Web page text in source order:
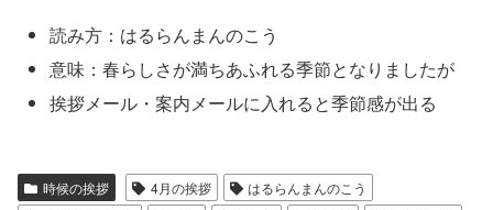
読み方：はるらんまんのこう
意味：春らしさが満ちあふれる季節となりましたが
挨拶メール・案内メールに入れると季節感が出る
時候の挨拶 4月の挨拶
はるらんまんのこう